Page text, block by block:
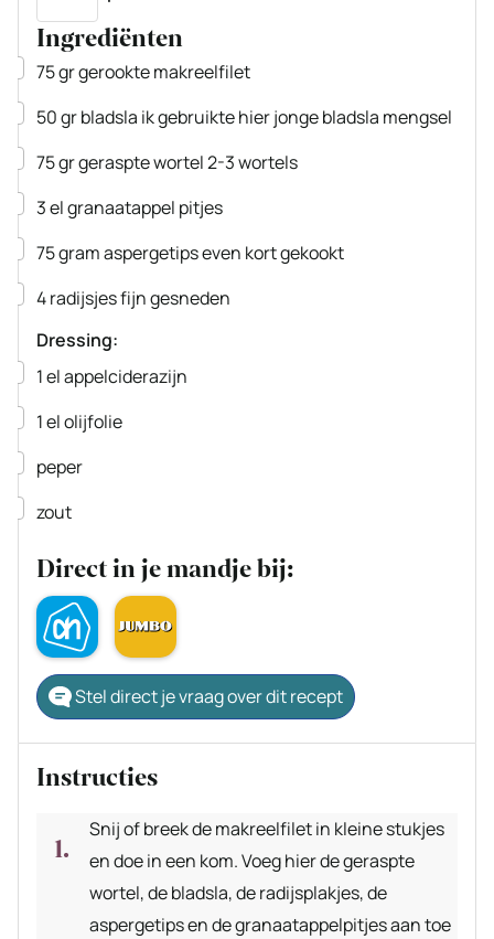
Ingrediënten
▢
75grgerookte makreelfilet
▢
50grbladsla ik gebruikte hier jonge bladsla mengsel
▢
75grgeraspte wortel2-3 wortels
▢
3elgranaatappel pitjes
▢
75gramaspergetipseven kort gekookt
▢
4radijsjesfijn gesneden
Dressing:
▢
1elappelciderazijn
▢
1elolijfolie
▢
peper
▢
zout
Direct in je mandje bij:
Stel direct je vraag over dit recept
Instructies
Snij of breek de makreelfilet in kleine stukjes
en doe in een kom. Voeg hier de geraspte
wortel, de bladsla, de radijsplakjes, de
aspergetips en de granaatappelpitjes aan toe